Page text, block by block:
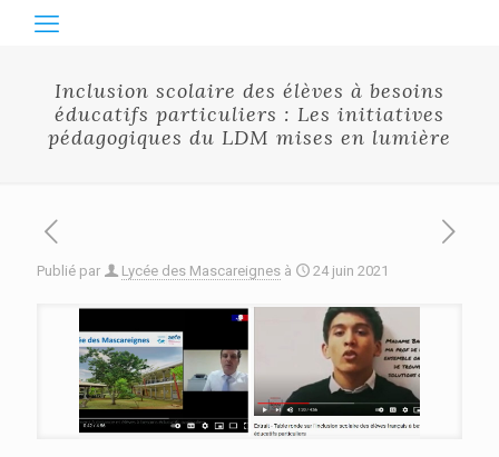
Inclusion scolaire des élèves à besoins
éducatifs particuliers : Les initiatives
pédagogiques du LDM mises en lumière
Publié par Lycée des Mascareignes à 24 juin 2021